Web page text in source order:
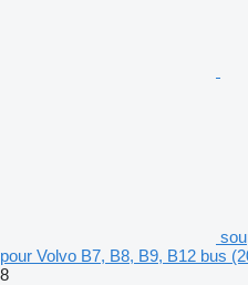
pour Volvo B7, B8, B9, B12 bus
8